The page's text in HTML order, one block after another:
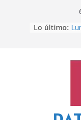
Lo último: